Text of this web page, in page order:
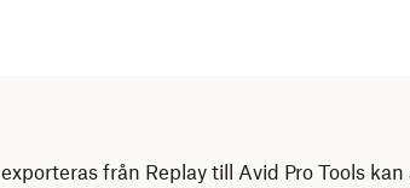
från Replay till Avid Pro Tools